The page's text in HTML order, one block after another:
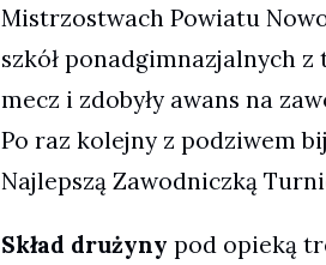
Mistrzostwach Powiatu
szkół ponadgimnazjalnych
mecz i zdobyły awans na
Po raz kolejny z podziwem
Najlepszą Zawodniczką
Skład drużyny pod opieką